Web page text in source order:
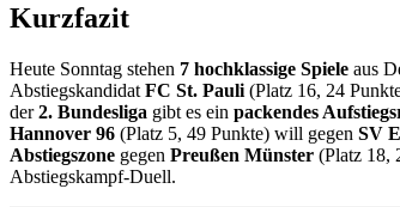
Kurzfazit
Heute Sonntag stehen 7 hochklassige Spiele aus
Abstiegskandidat FC St. Pauli (Platz 16, 24
der2. Bundesliga gibt es ein packendes
Hannover 96 (Platz 5, 49 Punkte) will gegen SV
Abstiegszone gegen Preußen Münster (Platz 18,
Abstiegskampf-Duell.